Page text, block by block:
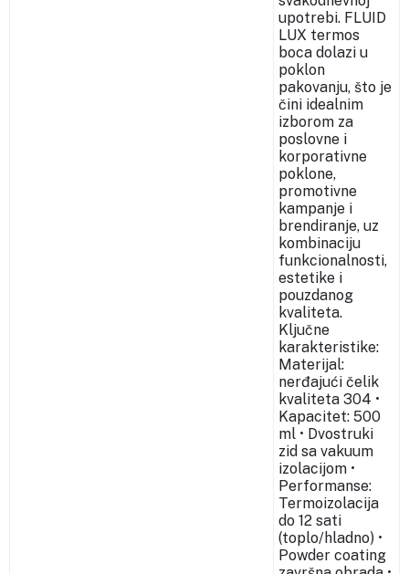
upotrebi. FLUID
LUX termos
boca dolazi u
poklon
pakovanju, što je
čini idealnim
izborom za
poslovne i
korporativne
poklone,
promotivne
kampanje i
brendiranje, uz
kombinaciju
funkcionalnosti,
estetike i
pouzdanog
kvaliteta.
Ključne
karakteristike:
Materijal:
nerđajući čelik
kvaliteta 304 •
Kapacitet: 500
ml • Dvostruki
zid sa vakuum
izolacijom •
Performanse:
Termoizolacija
do 12 sati
(toplo/hladno) •
Powder coating